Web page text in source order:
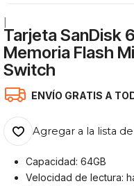
Tarjeta SanDisk
Memoria Flash
Switch
ENVÍO GRATIS A
Agregar a la lista
Capacidad: 64GB
Velocidad de lectura: